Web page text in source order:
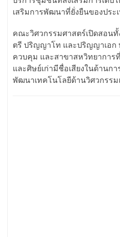
เสริมการพัฒนาที่ยั่งยืนของประ
คณะวิศวกรรมศาสตร์เปิดสอน
ตรี ปริญญาโท และปริญญาเอก
ควบคุม และสาขาสหวิทยากา
และศิษย์เก่ามีชื่อเสียงในด้านก
พัฒนาเทคโนโลยีด้านวิศวกรร